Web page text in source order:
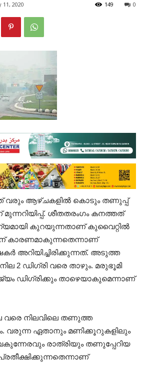
11, 2020 0
149
വരും ആഴ്ചകളിൽ കൊടും തണുപ്പ്
ശീതതരംഗം കനത്തത്
കുറയുന്നതാണ് കുവൈറ്റിൽ
കാരണമാകുന്നതെന്നാണ്
അറിയിച്ചിരിക്കുന്നത്. അടുത്ത
2 ഡിഗ്രി വരെ താഴും. മരുഭൂമി
ഡിഗ്രിക്കും താഴെയാകുമെന്നാണ്
വരെ നിലവിലെ തണുത്ത
വരുന്ന ഏതാനും മണിക്കൂറുകളിലും
രാത്രിയും തണുപ്പേറിയ